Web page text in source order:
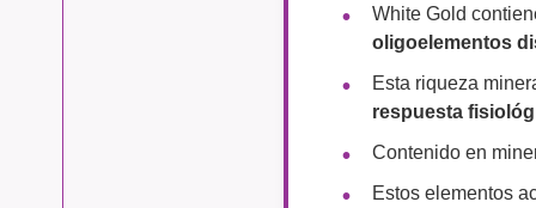
White Gold
oligoelementos
Esta riqueza
respuesta
Contenido en
Estos elementos